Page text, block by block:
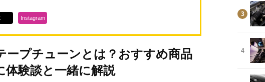
Instagram
ープチューンとは？おすすめ商品
体験談と一緒に解説
3
4